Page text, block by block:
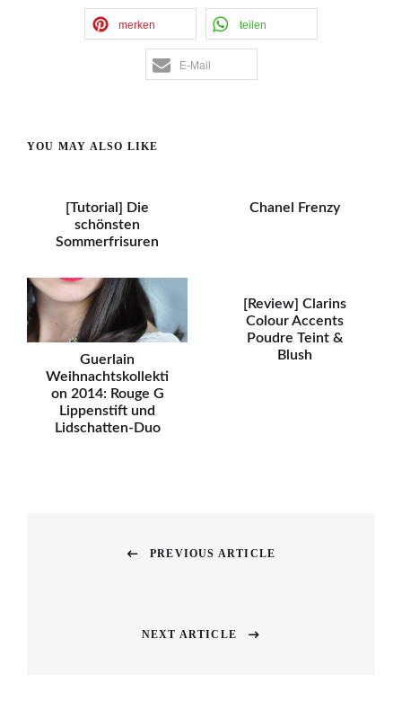
merken teilen
E-Mail
YOU MAY ALSO LIKE
[Tutorial] Die
schönsten
Sommerfrisuren
Chanel Frenzy
Guerlain
Weihnachtskollekti
on 2014: Rouge G
Lippenstift und
Lidschatten-Duo
[Review] Clarins
Colour Accents
Poudre Teint &
Blush
PREVIOUS ARTICLE
NEXT ARTICLE